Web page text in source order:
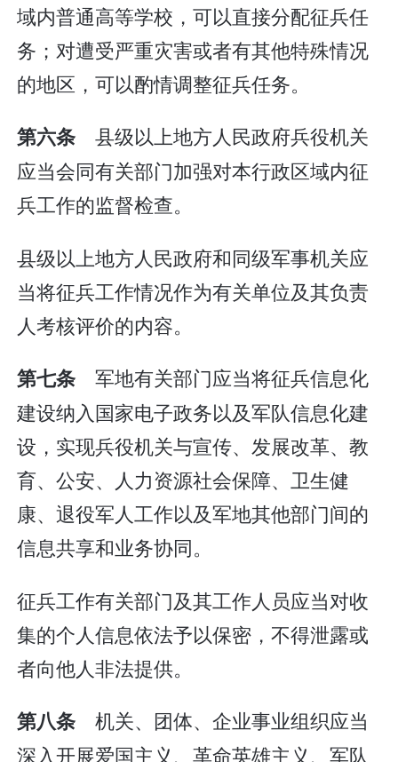
域内普通高等学校，可以直接分配征兵任
务；对遭受严重灾害或者有其他特殊情况
的地区，可以酌情调整征兵任务。
第六条 县级以上地方人民政府兵役机关
应当会同有关部门加强对本行政区域内征
兵工作的监督检查。
县级以上地方人民政府和同级军事机关应
当将征兵工作情况作为有关单位及其负责
人考核评价的内容。
第七条 军地有关部门应当将征兵信息化
建设纳入国家电子政务以及军队信息化建
设，实现兵役机关与宣传、发展改革、教
育、公安、人力资源社会保障、卫生健
康、退役军人工作以及军地其他部门间的
信息共享和业务协同。
征兵工作有关部门及其工作人员应当对收
集的个人信息依法予以保密，不得泄露或
者向他人非法提供。
第八条 机关、团体、企业事业组织应当
深入开展爱国主义、革命英雄主义、军队